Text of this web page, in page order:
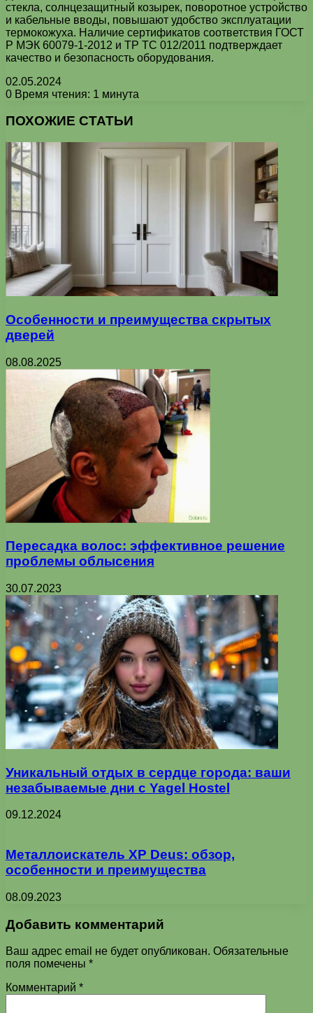
стекла, солнцезащитный козырек, поворотное устройство
и кабельные вводы, повышают удобство эксплуатации
термокожуха. Наличие сертификатов соответствия ГОСТ
Р МЭК 60079-1-2012 и ТР ТС 012/2011 подтверждает
качество и безопасность оборудования.
02.05.2024
0 Время чтения: 1 минута
ПОХОЖИЕ СТАТЬИ
Особенности и преимущества скрытых
дверей
08.08.2025
Пересадка волос: эффективное решение
проблемы облысения
30.07.2023
Уникальный отдых в сердце города: ваши
незабываемые дни с Yagel Hostel
09.12.2024
Металлоискатель XP Deus: обзор,
особенности и преимущества
08.09.2023
Добавить комментарий
Ваш адрес email не будет опубликован. Обязательные
поля помечены *
Комментарий *